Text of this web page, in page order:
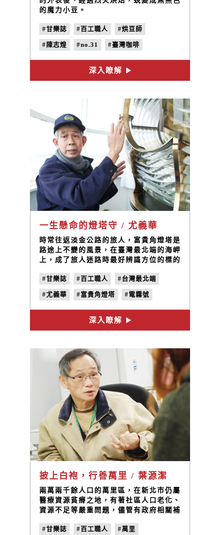
的魔力小豆。
#甘樂誌 #百工職人 #烘豆師
#陳志煌 #no.31 #臺灣咖啡
深入瞭解
一生懸命的燈塔守 / 尤義華
時常往返淡金公路的旅人，富貴角燈塔是
路途上不變的風景，在臺灣最北端的海岬
上，成了旅人迷路時最好辨識方位的標的
#甘樂誌
#百工職人 #台灣最北端
#尤義華 #富貴角燈塔 #電霧號
#北海岸 #石門 #我們在石門 #no.23
深入瞭解
披上白袍，行善萬里 / 葉源潔
兩萬兩千餘人口的萬里區，在新北市仍屬
醫療資源貧瘠之地，有著社區人口老化、
資源不足等嚴重問題，儘管有政府相關補
車的勤務等；但當地缺乏大型醫療院所、
#甘樂誌 #百工職人 #萬里